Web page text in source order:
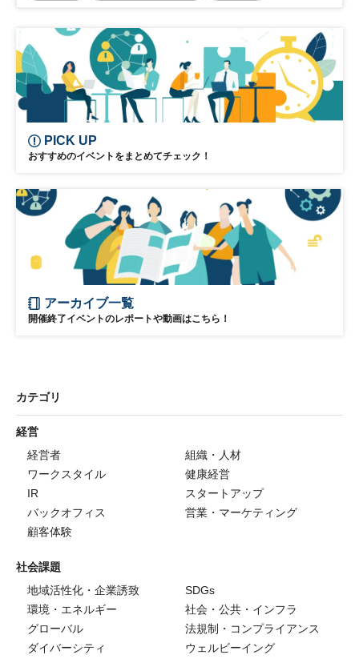
PICK UP
おすすめのイベントをまとめてチェック！
アーカイブ一覧
開催終了イベントのレポートや動画はこちら！
カテゴリ
経営
経営者
組織・人材
ワークスタイル
健康経営
IR
スタートアップ
バックオフィス
営業・マーケティング
顧客体験
社会課題
地域活性化・企業誘致
SDGs
環境・エネルギー
社会・公共・インフラ
グローバル
法規制・コンプライアンス
ダイバーシティ
ウェルビーイング